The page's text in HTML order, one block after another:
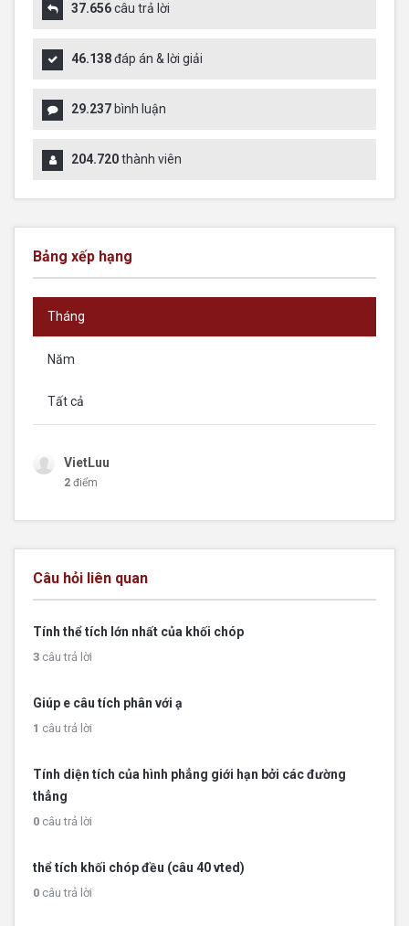
37.656câu trả lời
46.138đáp án & lời giải
29.237 bình luận
204.720thành viên
Bảng xếp hạng
Tháng
Năm
Tất cả
VietLuu
2 điểm
Câu hỏi liên quan
Tính thể tích lớn nhất của khối chóp
3 câu trả lời
Giúp e câu tích phân với ạ
1 câu trả lời
Tính diện tích của hình phẳng giới hạn bởi các đường
thẳng
0 câu trả lời
thể tích khối chóp đều (câu 40 vted)
0 câu trả lời